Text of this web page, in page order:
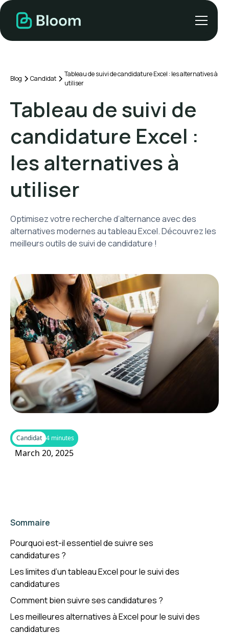
Blog Candidat
Tableau de suivi de candidature Excel : les alternatives à
utiliser
Tableau de suivi de
candidature Excel :
les alternatives à
utiliser
Optimisez votre recherche d’alternance avec des
alternatives modernes au tableau Excel. Découvrez les
meilleurs outils de suivi de candidature !
Candidat 4 minutes
March 20, 2025
Sommaire
Pourquoi est-il essentiel de suivre ses
candidatures ?
Les limites d’un tableau Excel pour le suivi des
candidatures
Comment bien suivre ses candidatures ?
Les meilleures alternatives à Excel pour le suivi des
candidatures